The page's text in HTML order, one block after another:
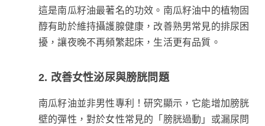
這是南瓜籽油最著名的功效。南瓜籽油中的植物固
醇有助於維持攝護腺健康，改善熟男常見的排尿困
擾，讓夜晚不再頻繁起床，生活更有品質。
2. 改善女性泌尿與膀胱問題
南瓜籽油並非男性專利！研究顯示，它能增加膀胱
壁的彈性，對於女性常見的「膀胱過動」或漏尿問